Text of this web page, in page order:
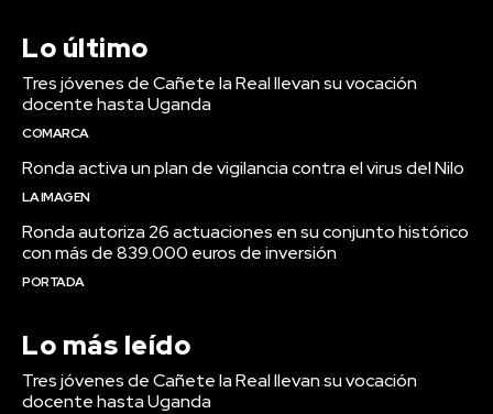
Lo último
Tres jóvenes de Cañete la Real llevan su vocación
docente hasta Uganda
COMARCA
Ronda activa un plan de vigilancia contra el virus del Nilo
LA IMAGEN
Ronda autoriza 26 actuaciones en su conjunto histórico
con más de 839.000 euros de inversión
PORTADA
Lo más leído
Tres jóvenes de Cañete la Real llevan su vocación
docente hasta Uganda